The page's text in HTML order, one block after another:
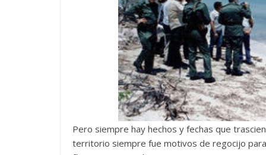
Pero siempre hay hechos y fechas que
territorio siempre fue motivos de regocijo